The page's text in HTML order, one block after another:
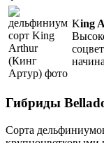
King
Гибриды
Сорта